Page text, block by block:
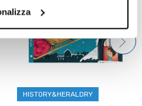
HISTORY&HERALDRY